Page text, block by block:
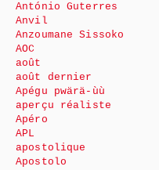
António Guterres
Anvil
Anzoumane Sissoko
AOC
août
août dernier
Apégu pwärä-ùù
aperçu réaliste
Apéro
APL
apostolique
Apostolo